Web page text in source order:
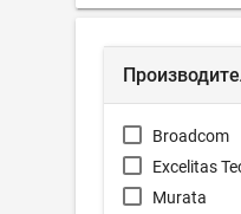
Broadcom
Excelitas
Murata